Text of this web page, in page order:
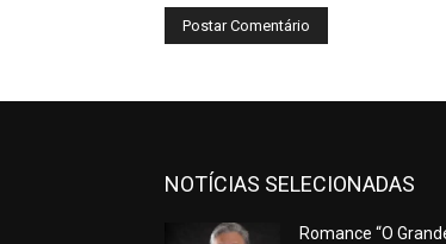
NOTÍCIAS SELECIONADAS
Romance “O